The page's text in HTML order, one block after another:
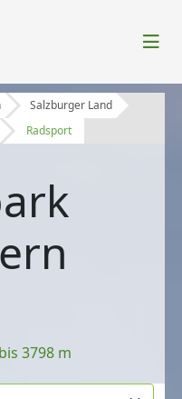
Salzburger Land
Radsport
3798 m